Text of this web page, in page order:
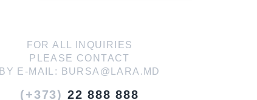
FOR ALL INQUIRIES
PLEASE CONTACT
BY E-MAIL:
BURSA@LARA.MD
(+373) 22 888 888